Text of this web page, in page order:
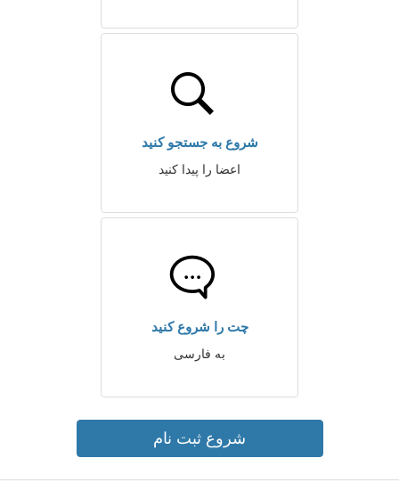
شروع به جستجو کنید
اعضا را پیدا کنید
چت را شروع کنید
به فارسی
شروع ثبت نام